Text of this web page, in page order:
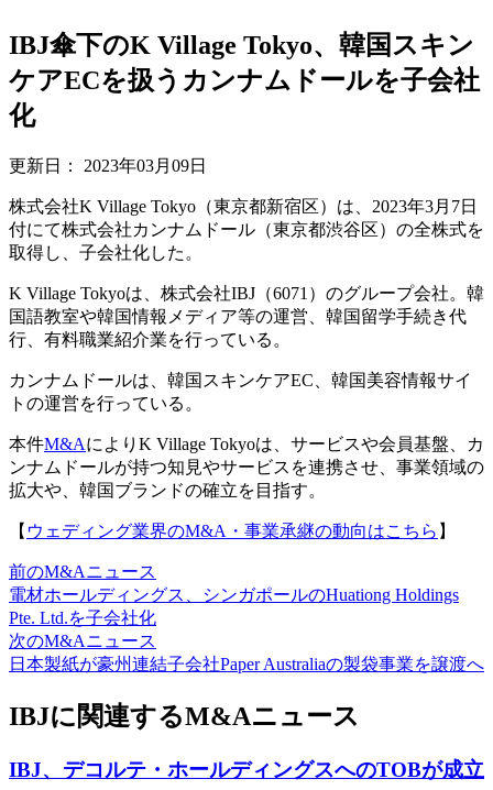
IBJ傘下のK Village Tokyo、韓国スキン
ケアECを扱うカンナムドールを子会社
化
更新日： 2023年03月09日
株式会社K Village Tokyo（東京都新宿区）は、2023年3月7日
付にて株式会社カンナムドール（東京都渋谷区）の全株式を
取得し、子会社化した。
K Village Tokyoは、株式会社IBJ（6071）のグループ会社。韓
国語教室や韓国情報メディア等の運営、韓国留学手続き代
行、有料職業紹介業を行っている。
カンナムドールは、韓国スキンケアEC、韓国美容情報サイ
トの運営を行っている。
本件M&AによりK Village Tokyoは、サービスや会員基盤、カ
ンナムドールが持つ知見やサービスを連携させ、事業領域の
拡大や、韓国ブランドの確立を目指す。
【 ウェディング業界のM&A・事業承継の動向はこちら 】
前のM&Aニュース
電材ホールディングス、シンガポールのHuationg Holdings
Pte. Ltd.を子会社化
次のM&Aニュース
日本製紙が豪州連結子会社Paper Australiaの製袋事業を譲渡へ
IBJに関連するM&Aニュース
IBJ、デコルテ・ホールディングスへのTOBが成立